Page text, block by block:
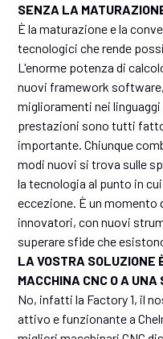
SENZA LA
È la maturazione e la
tecnologici che rende
L'enorme potenza di
nuovi framework
miglioramenti nei
prestazioni sono tutti
importante. Chiunque
modi nuovi si trova sulle
la tecnologia al punto in
eccezione. È un momento
innovatori, con nuovi
superare sfide che
LA VOSTRA SOLUZIONE
MACCHINA CNC O A
No, infatti la Factory 1, il
attivo e funzionante a